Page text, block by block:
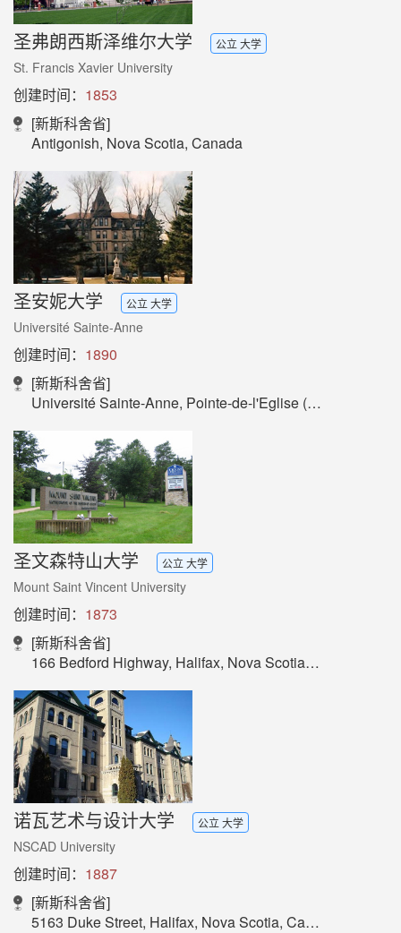
圣弗朗西斯泽维尔大学 公立 大学
St. Francis Xavier University
创建时间： 1853
[新斯科舍省]
Antigonish, Nova Scotia, Canada
圣安妮大学 公立 大学
Université Sainte-Anne
创建时间： 1890
[新斯科舍省]
Université Sainte-Anne, Pointe-de-l'Eglise (Nouvelle-Ecosse) , Antigonish, Nova Scotia, Canada, B0W 1M0
圣文森特山大学 公立 大学
Mount Saint Vincent University
创建时间： 1873
[新斯科舍省]
166 Bedford Highway, Halifax, Nova Scotia,Canada
诺瓦艺术与设计大学 公立 大学
NSCAD University
创建时间： 1887
[新斯科舍省]
5163 Duke Street, Halifax, Nova Scotia, Canada